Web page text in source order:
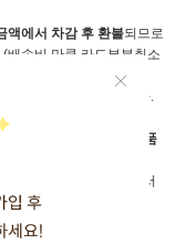
액에서 차감 후 환불되므로
배송비 만큼 카드부분취소
당사는 책임지지 않습니다.
문건의
제일 마지막 상품
의 포장(박스)에 담아서
송비를 부담하셔야 합니